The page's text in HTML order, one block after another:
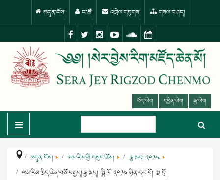
མདུན་ངོས། ང་ཚོ། འབྲེལ་གཏུགས། གསལ་བཤད།
བོད་ཡིག དབྱིན་ཡིག རྒྱ་ཡིག
≡
མདུན་ངོས། ལམ་རིམ་གྱི་གསུང་ཆོས།
རྒྱ་སྐད། ༢༠༡༤
ལམ་རིམ་ཁྲིད་ཆེན་བཅོ་བརྒྱད། རྒྱ་སྐད། སྤྱི་ལོ་ ༢༠༡༤ ཉིན་དང་པོ། སྔ་དྲོ།